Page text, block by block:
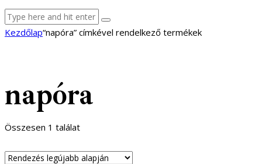
facebook-
youtube-
email
Kezdőlap“napóra” címkével rendelkező termékek
napóra
Összesen 1 találat